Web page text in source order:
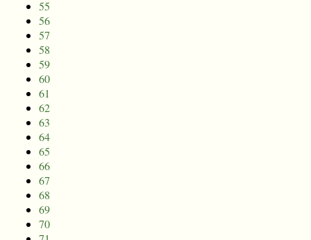
55
56
57
58
59
60
61
62
63
64
65
66
67
68
69
70